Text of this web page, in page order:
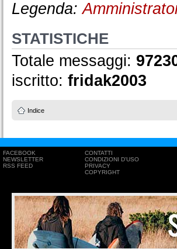
Legenda:
STATISTICHE
Totale messaggi:
iscritto: fridak2003
Indice
FACEBOOK
NEWSLETTER
RSS FEED
CONTATTI
CONDIZIONI D'USO
PRIVACY
COPYRIGHT